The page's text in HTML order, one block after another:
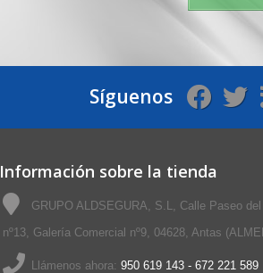
Síguenos
Información sobre la tienda
GRUPO ALDSEGURA, S.L, Calle Paseo
nº13, Galería Comercial nº9, 04628, Antas
Llámenos ahora: 950 619 143 - 672 221 589